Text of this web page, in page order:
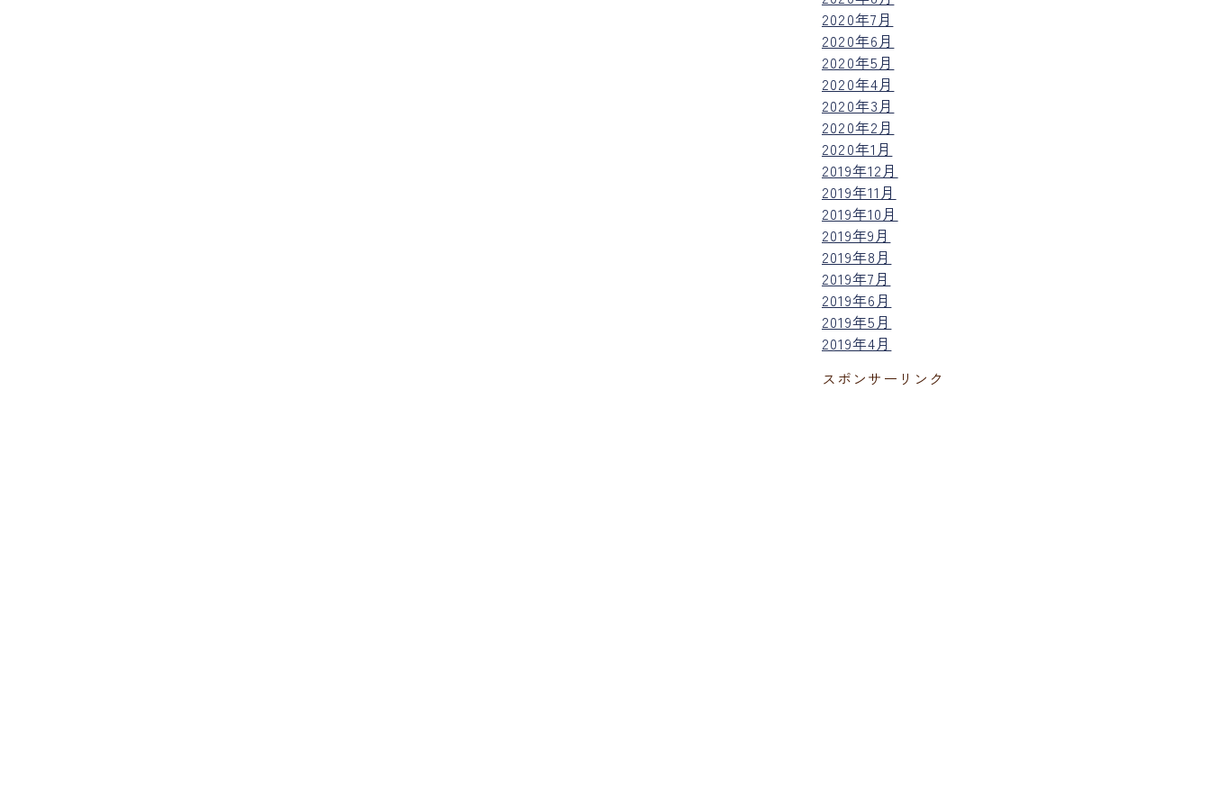
2020年7月
2020年6月
2020年5月
2020年4月
2020年3月
2020年2月
2020年1月
2019年12月
2019年11月
2019年10月
2019年9月
2019年8月
2019年7月
2019年6月
2019年5月
2019年4月
スポンサーリンク